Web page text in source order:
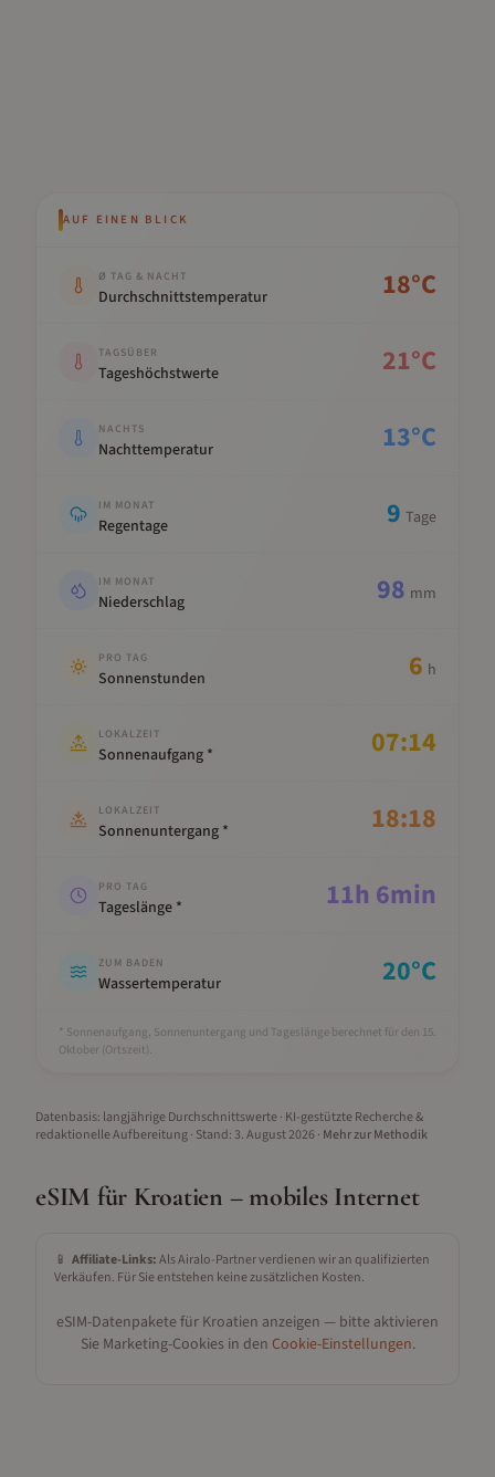
AUF EINEN BLICK
Ø TAG & NACHT
Durchschnittstemperatur 18°C
TAGSÜBER
Tageshöchstwerte 21°C
NACHTS
Nachttemperatur 13°C
IM MONAT
Regentage 9 Tage
IM MONAT
Niederschlag 98 mm
PRO TAG
Sonnenstunden 6 h
LOKALZEIT
Sonnenaufgang * 07:14
LOKALZEIT
Sonnenuntergang * 18:18
PRO TAG
Tageslänge * 11h 6min
ZUM BADEN
Wassertemperatur 20°C
* Sonnenaufgang, Sonnenuntergang und Tageslänge berechnet für den 15.
Oktober (Ortszeit).
Datenbasis: langjährige Durchschnittswerte · KI-gestützte Recherche &
redaktionelle Aufbereitung· Stand: 3. August 2026· Mehr zur Methodik
eSIM für Kroatien – mobiles Internet
📱 Affiliate-Links:Als Airalo-Partner verdienen wir an qualifizierten
Verkäufen. Für Sie entstehen keine zusätzlichen Kosten.
eSIM-Datenpakete für Kroatien anzeigen — bitte aktivieren
Sie Marketing-Cookies in den Cookie-Einstellungen.